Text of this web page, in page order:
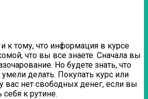
к тому, что информация в курсе
что вы все знаете. Сначала вы
Но будете знать, что
делать. Покупать курс или
вас нет свободных денег, если вы
к рутине.